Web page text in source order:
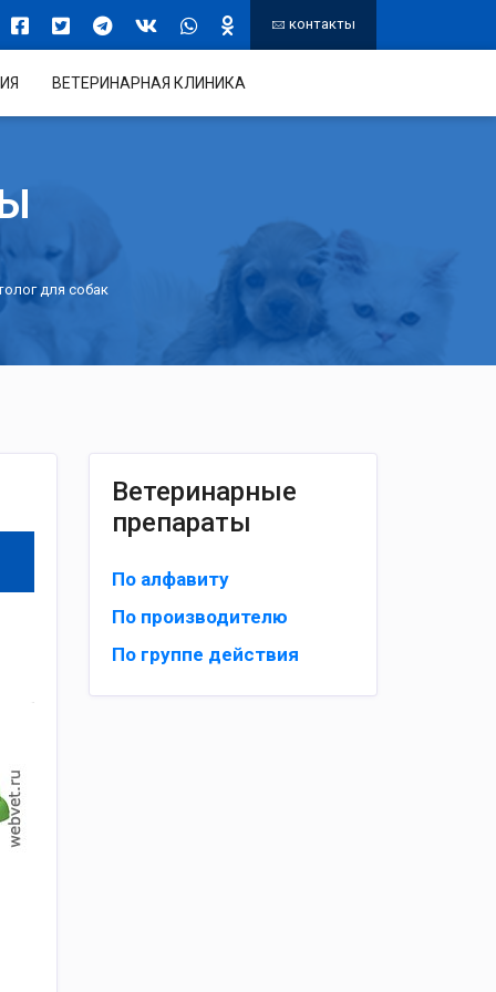
контакты
ВЕТЕРИНАРНАЯ КЛИНИКА
для собак
Ветеринарные
препараты
По алфавиту
По производителю
По группе действия